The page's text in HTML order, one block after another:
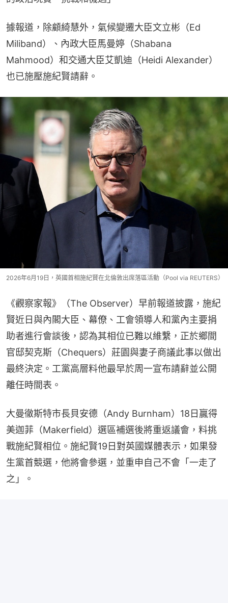
據報道，除顧綺慧外，氣候變遷大臣文立彬（Ed
Miliband）、內政大臣馬曼婷（Shabana
Mahmood）和交通大臣艾凱迪（Heidi Alexander）
也已施壓施紀賢請辭。
2026年6月19日，英國首相施紀賢在北倫敦出席落區活動（Pool via REUTERS）
《觀察家報》（The Observer）早前報道披露，施紀
賢近日與內閣大臣、幕僚、工會領導人和黨內主要捐
助者進行會談後，認為其相位已難以維繫，正於鄉間
官邸契克斯（Chequers）莊園與妻子商議此事以做出
最終決定。工黨高層料他最早於周一宣布請辭並公開
離任時間表。
大曼徹斯特市長貝安德（Andy Burnham）18日贏得
美迦菲（Makerfield）選區補選後將重返議會，料挑
戰施紀賢相位。施紀賢19日對英國媒體表示，如果發
生黨首競選，他將會參選，並重申自己不會「一走了
之」。